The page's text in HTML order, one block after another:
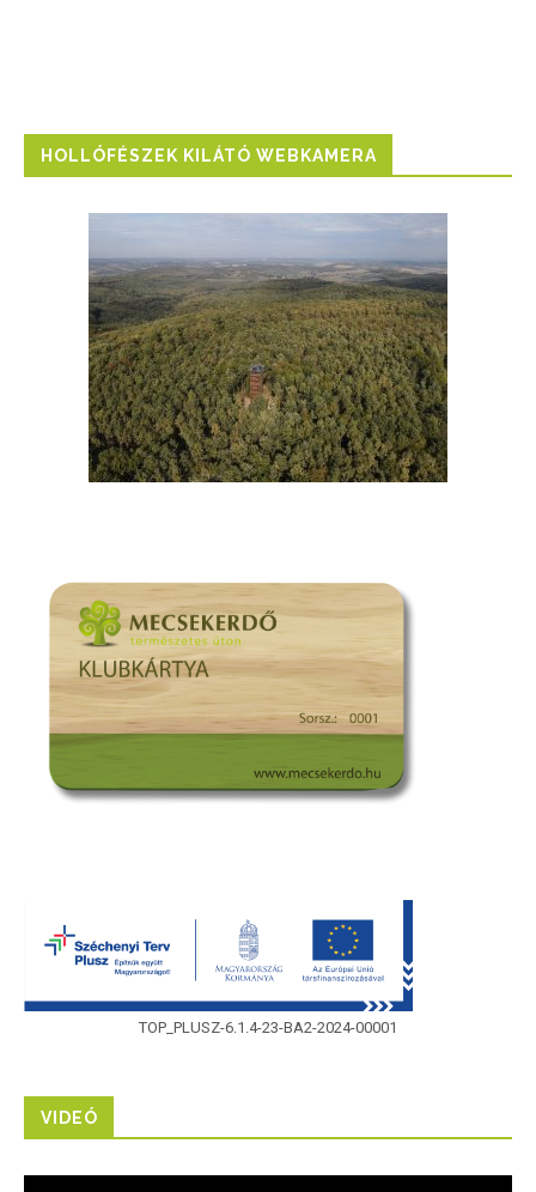
HOLLÓFÉSZEK KILÁTÓ WEBKAMERA
TOP_PLUSZ-6.1.4-23-BA2-2024-00001
VIDEÓ